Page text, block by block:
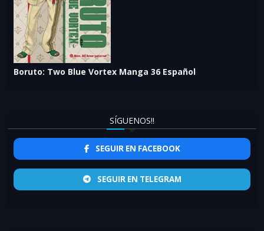
Boruto: Two Blue Vortex Manga 36 Español
SÍGUENOS!!
SEGUIR EN FACEBOOK
SEGUIR EN TELEGRAM